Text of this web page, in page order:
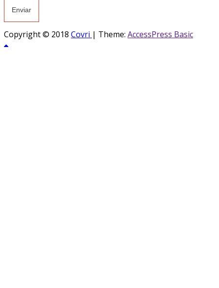
Copyright © 2018 Covri | Theme: AccessPress Basic